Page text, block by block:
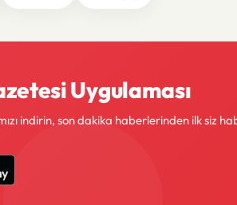
Uygulaması
indirin, son dakika haberlerinden ilk siz